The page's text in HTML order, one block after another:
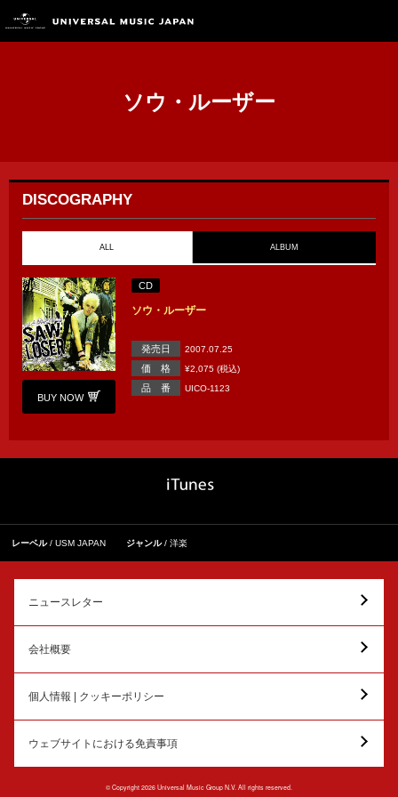
ソウ・ルーザー
DISCOGRAPHY
ALL ALBUM
BUY NOW
CD
ソウ・ルーザー
発売日 2007.07.25
価 格 ¥2,075 (税込)
品 番 UICO-1123
レーベル USM JAPAN ジャンル 洋楽
ニュースレター
会社概要
個人情報 | クッキーポリシー
ウェブサイトにおける免責事項
© Copyright 2026 Universal Music Group N.V. All rights reserved.